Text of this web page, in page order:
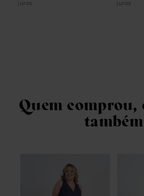
juros
juros
Quem comprou,
também